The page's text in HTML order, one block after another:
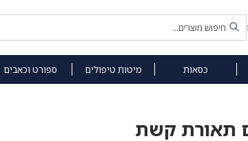
כסאות מיטות טיפולים ספורט וכאבים
תאורת קשת